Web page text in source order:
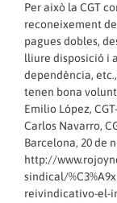
Per això la CGT
reconeixement
pagues dobles,
lliure disposició i
dependència,
tenen bona
Emilio López,
Carlos Navarro,
Barcelona, 20 de
http://
sindical/
reivindicativo-el-